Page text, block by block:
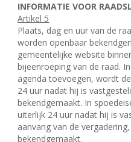
INFORMATIE VOOR
Artikel 5
Plaats, dag en uur van de
worden openbaar
gemeentelijke website
bijeenroeping van de raad.
agenda toevoegen, wordt
24 uur nadat hij is
bekendgemaakt. In
uiterlijk 24 uur nadat hij is
aanvang van de
bekendgemaakt.